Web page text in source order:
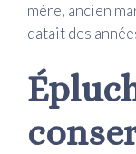
mère, ancien
datait des